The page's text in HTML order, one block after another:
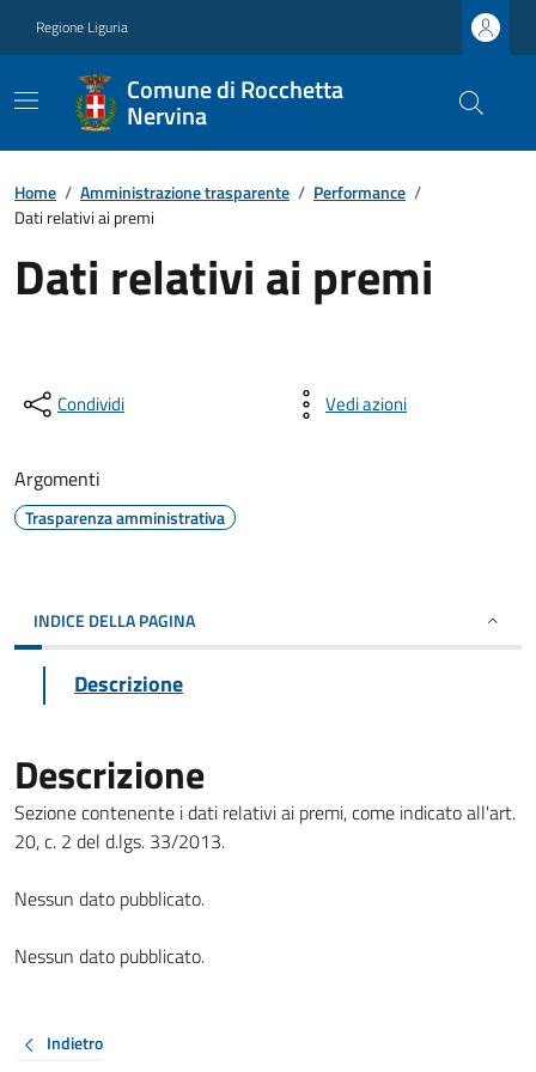
Regione Liguria
Comune di Rocchetta
Nervina
Home / Amministrazione trasparente / Performance /
Dati relativi ai premi
Dati relativi ai premi
Condividi Vedi azioni
Argomenti
Trasparenza amministrativa
INDICE DELLA PAGINA
Descrizione
Descrizione
Sezione contenente i dati relativi ai premi, come indicato all'art.
20, c. 2 del d.lgs. 33/2013.
Nessun dato pubblicato.
Nessun dato pubblicato.
Indietro